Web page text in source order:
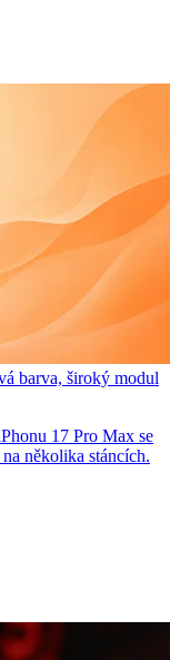
barva, široký modul
17 Pro Max se
několika stáncích.